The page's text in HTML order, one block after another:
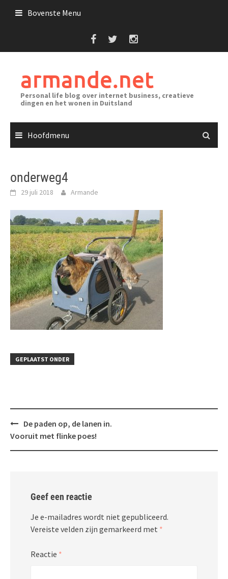
Bovenste Menu
armande.net
Personal life blog over internet business, creatieve
dingen en het wonen in Duitsland
Hoofdmenu
onderweg4
29 juli 2018 Armande
GEPLAATST ONDER
Bericht
navigatie
De paden op, de lanen in.
Vooruit met flinke poes!
Geef een reactie
Je e-mailadres wordt niet gepubliceerd.
Vereiste velden zijn gemarkeerd met *
Reactie *